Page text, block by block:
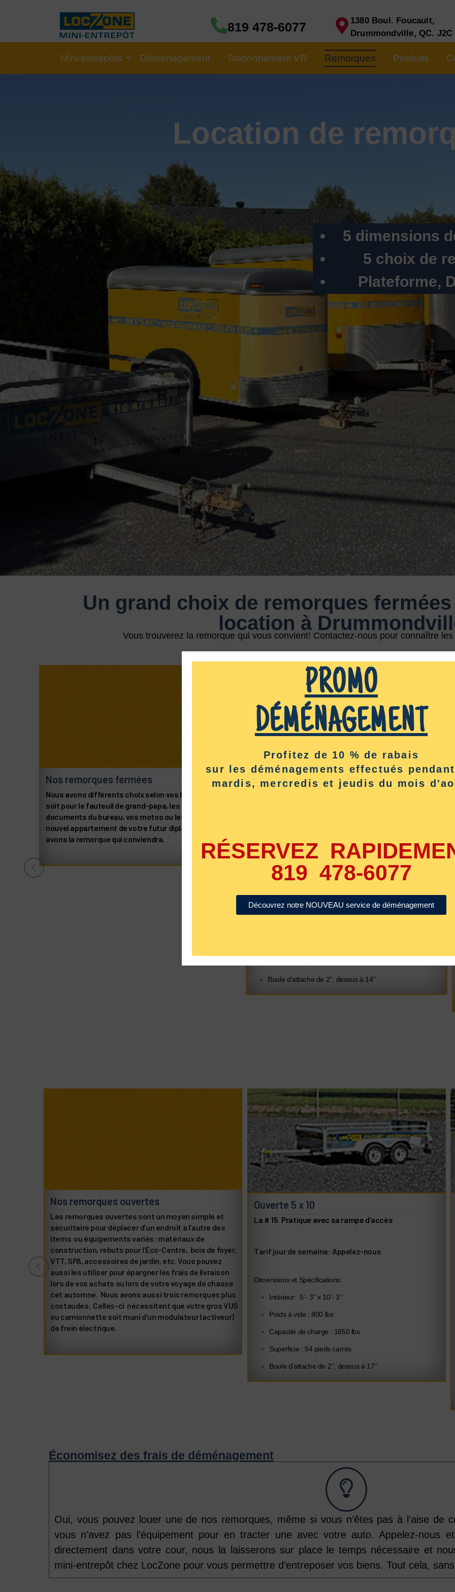
819 478-6077
1380 Boul. Foucault,
Drummondville, QC. J2C
Mini-entrepôts Déménagement Stationnement VR Remorques Produits
Location de
5 dimensions
5 choix de
Plateforme,
Un grand choix de remorques
location à
Vous trouverez la remorque qui vous convient! Contactez-nous pour connaître
Nos remorques fermées
Nous avons différents choix selon vos besoins, que ce
soit pour le fauteuil de grand-papa, les 30 caisses de
documents du bureau, vos motos ou les meubles du
nouvel appartement de votre futur diplômé. Nous
avons la remorque qui conviendra.
Fermée 4 x 8
Dimensions et Spécifications:
Intérieur: 3’- 9’’ x 8’- 7’’ x 4’- 5’’ haut
Poids à vide : 640 lbs
Boule d’attache de 2’’, dessus à 14’’
Nos remorques ouvertes
Les remorques ouvertes sont un moyen simple et
sécuritaire pour déplacer d’un endroit à l’autre des
items ou équipements variés: matériaux de
construction, rebuts pour l'Éco-Centre, bois de foyer,
VTT, SPA, accessoires de jardin, etc. Vous pouvez
aussi les utiliser pour épargner les frais de livraison
lors de vos achats ou lors de votre voyage de chasse
cet automne. Nous avons aussi trois remorques plus
costaudes. Celles-ci nécessitent que votre gros VUS
ou camionnette soit muni d’un modulateur (activeur)
de frein électrique.
Ouverte 5 x 10
La # 15 Pratique avec sa rampe d’accès
Tarif jour de semaine: Appelez-nous
Dimensions et Spécifications:
Intérieur: 5’- 3’’ x 10’- 3’’
Poids à vide : 800 lbs
Capacité de charge : 1850 lbs
Superficie : 54 pieds carrés
Boule d’attache de 2’’, dessus à 17’’
Économisez des frais de déménagement
Oui, vous pouvez louer une de nos remorques, même si vous n’êtes pas à l’aise de
vous n’avez pas l’équipement pour en tracter une avec votre auto. Appelez-nous
directement dans votre cour, nous la laisserons sur place le temps nécessaire et
mini-entrepôt chez LocZone pour vous permettre d’entreposer vos biens. Tout cela,
PROMO
DÉMÉNAGEMENT
Profitez de 10 % de rabais
sur les déménagements effectués
mardis, mercredis et jeudis du mois
RÉSERVEZ
819 478-6077
Découvrez notre NOUVEAU service de déménagement